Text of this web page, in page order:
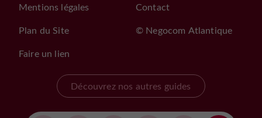
Mentions légales
Plan du Site
Faire un lien
Contact
© Negocom Atlantique
Découvrez nos autres guides